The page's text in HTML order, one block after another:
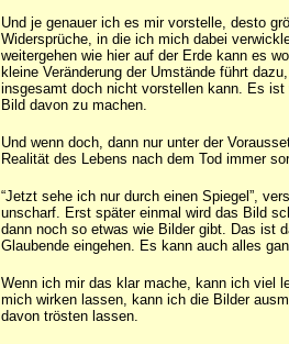
Und je genauer ich es mir vorstelle, desto
Widersprüche, in die ich mich dabei
weitergehen wie hier auf der Erde kann es
kleine Veränderung der Umstände führt
insgesamt doch nicht vorstellen kann. Es
Bild davon zu machen.
Und wenn doch, dann nur unter der
Realität des Lebens nach dem Tod immer
“Jetzt sehe ich nur durch einen Spiegel”,
unscharf. Erst später einmal wird das Bild
dann noch so etwas wie Bilder gibt. Das ist
Glaubende eingehen. Es kann auch alles
Wenn ich mir das klar mache, kann ich viel
mich wirken lassen, kann ich die Bilder
davon trösten lassen.